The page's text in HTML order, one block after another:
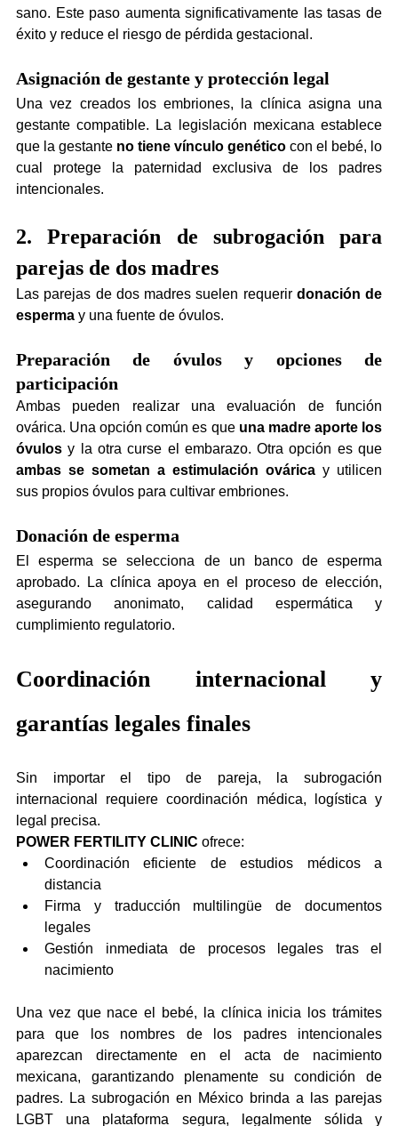
sano. Este paso aumenta significativamente las tasas de
éxito y reduce el riesgo de pérdida gestacional.
Asignación de gestante y protección legal
Una vez creados los embriones, la clínica asigna una
gestante compatible. La legislación mexicana establece
que la gestante no tiene vínculo genético con el bebé, lo
cual protege la paternidad exclusiva de los padres
intencionales.
2. Preparación de subrogación para
parejas de dos madres
Las parejas de dos madres suelen requerir donación de
esperma y una fuente de óvulos.
Preparación de óvulos y opciones de
participación
Ambas pueden realizar una evaluación de función
ovárica. Una opción común es que una madre aporte los
óvulos
ambas se sometan a estimulación ovárica y utilicen
sus propios óvulos para cultivar embriones.
Donación de esperma
El esperma se selecciona de un banco de esperma
aprobado. La clínica apoya en el proceso de elección,
asegurando anonimato, calidad espermática y
cumplimiento regulatorio.
Coordinación internacional y
garantías legales finales
Sin importar el tipo de pareja, la subrogación
internacional requiere coordinación médica, logística y
legal precisa.
POWER FERTILITY CLINIC ofrece:
Coordinación eficiente de estudios médicos a
distancia
Firma y traducción multilingüe de documentos
legales
Gestión inmediata de procesos legales tras el
nacimiento
Una vez que nace el bebé, la clínica inicia los trámites
para que los nombres de los padres intencionales
aparezcan directamente en el acta de nacimiento
mexicana, garantizando plenamente su condición de
padres. La subrogación en México brinda a las parejas
LGBT una plataforma segura, legalmente sólida y